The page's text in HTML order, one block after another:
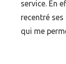
service. En
recentré
qui me